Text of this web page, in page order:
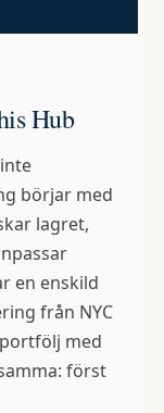
Hub
börjar med
lagret,
en enskild
från NYC
med
först